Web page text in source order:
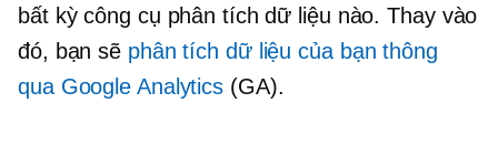
bất kỳ công cụ phân tích dữ liệu nào. Thay vào
đó, bạn sẽ phân tích dữ liệu của bạn thông
qua Google Analytics (GA).